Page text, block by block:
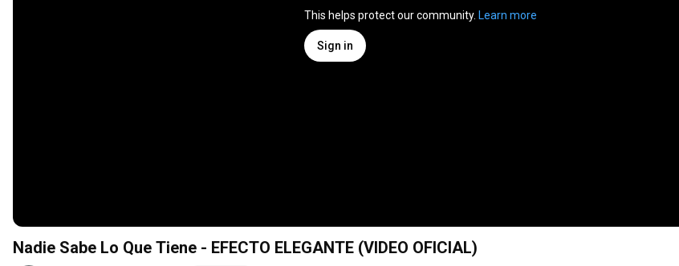
This helps protect our community. Learn more
Sign in
Nadie Sabe Lo Que Tiene - EFECTO ELEGANTE (VIDEO OFICIAL)